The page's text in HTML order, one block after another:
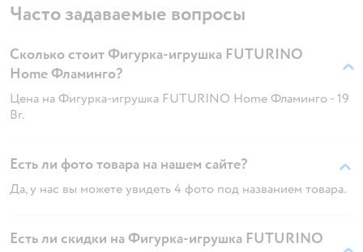
Часто задаваемые вопросы
Сколько стоит Фигурка-игрушка FUTURINO
Home Фламинго?
Цена на Фигурка-игрушка FUTURINO Home Фламинго - 19
Br.
Есть ли фото товара на нашем сайте?
Да, у нас вы можете увидеть 4 фото под названием товара.
Есть ли скидки на Фигурка-игрушка FUTURINO